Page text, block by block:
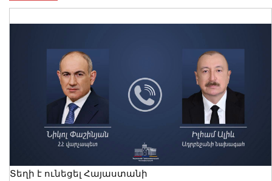
Տեղի է ունեցել Հայաստանի